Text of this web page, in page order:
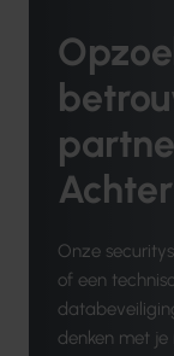
Onze
of een
denken met je